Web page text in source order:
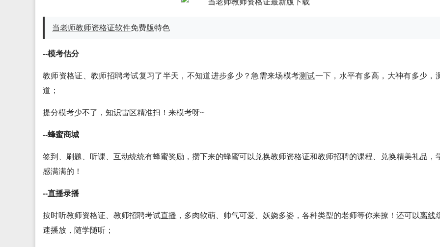
当老师教师资格证软件免费版特色
--模考估分
教师资格证、教师招聘考试复习了半天，不知道进步多少？急需来场模考测试一下，水平有多高，大神有多少，
道；
提分模考少不了， 知识雷区精准扫！来模考呀~
--蜂蜜商城
签到、刷题、听课、互动统统有蜂蜜奖励，攒下来的蜂蜜可以兑换教师资格证和教师招聘的课程 、兑换精美礼品，
感满满的！
--直播录播
按时听教师资格证、教师招聘考试直播 ，多肉软萌、帅气可爱、妖娆多姿，各种类型的老师等你来撩！还可以离线
速播放，随学随听；